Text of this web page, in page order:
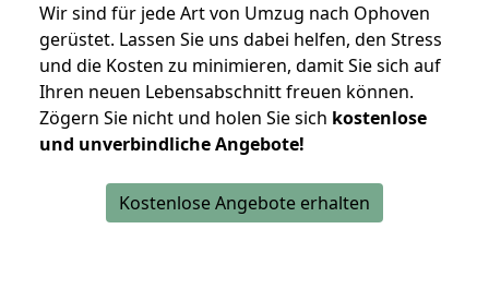
Wir sind für jede Art von Umzug nach Ophoven
gerüstet. Lassen Sie uns dabei helfen, den Stress
und die Kosten zu minimieren, damit Sie sich auf
Ihren neuen Lebensabschnitt freuen können.
Zögern Sie nicht und holen Sie sich kostenlose
und unverbindliche Angebote!
Kostenlose Angebote erhalten